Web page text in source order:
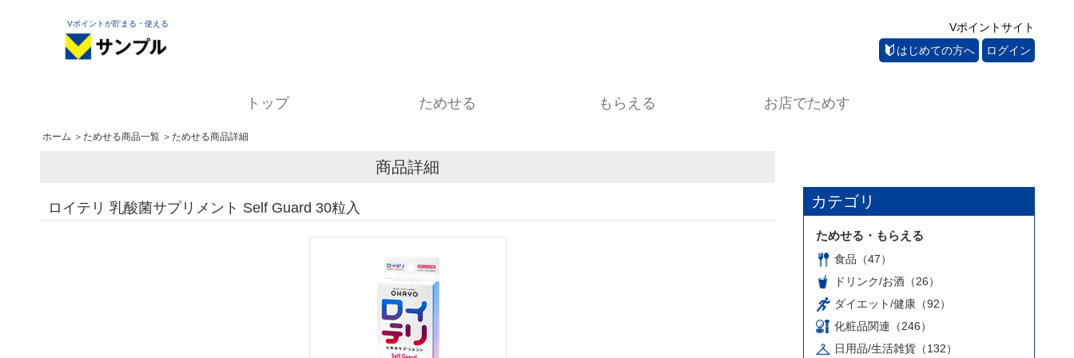
Vポイントが貯まる・使える
Vポイントサイト
はじめての方へ
ログイン
トップ ためせる もらえる お店でためす
ホーム ＞ためせる商品一覧 ＞ためせる商品詳細
商品詳細
ロイテリ 乳酸菌サプリメント Self Guard 30粒入 カテゴリ
ためせる・もらえる
食品（47）
ドリンク/お酒（26）
ダイエット/健康（92）
化粧品関連（246）
日用品/生活雑貨（132）